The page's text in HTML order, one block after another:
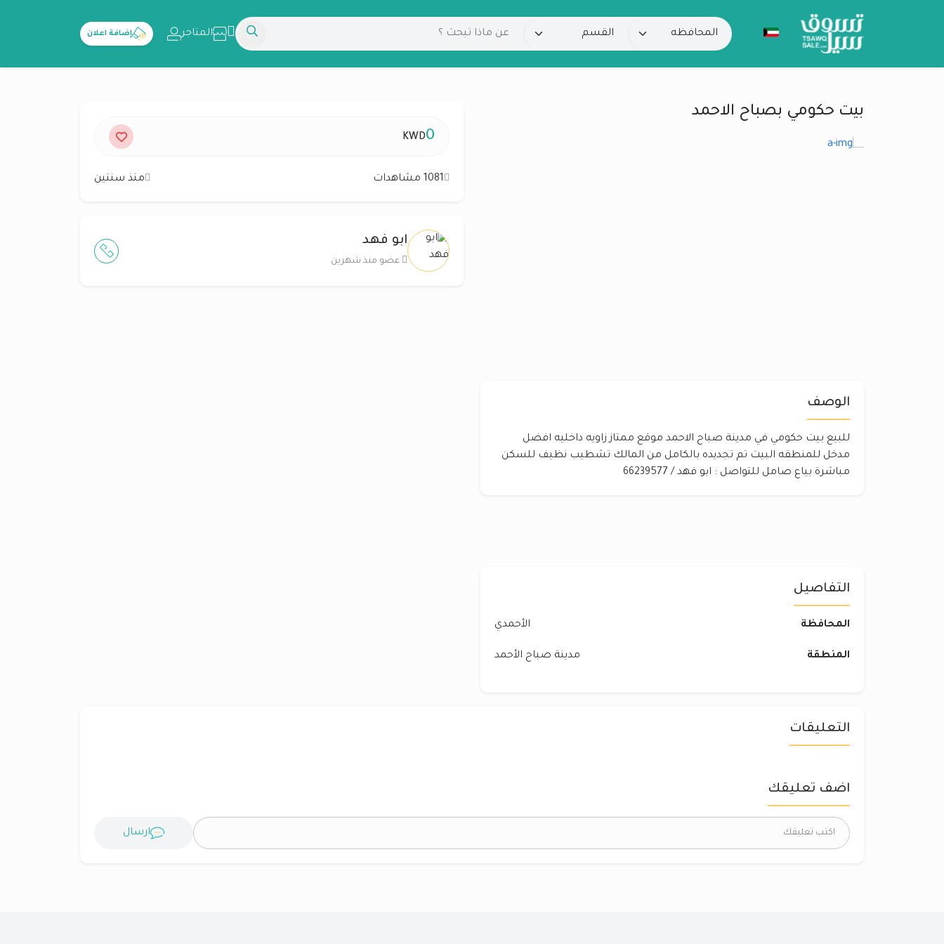
المتاجر إضافة اعلان
بيت حكومي بصباح الاحمد
الوصف
للبيع بيت حكومي في مدينة صباح الاحمد موقع ممتاز زاويه داخليه افضل
مدخل للمنطقه البيت تم تجديده بالكامل من المالك تشطيب نظيف للسكن
مباشرة بياع صامل للتواصل : ابو فهد / 66239577
0
KWD
1081 مشاهدات منذ سنتين
ابو فهد
عضو منذ شهرين
التفاصيل
المحافظة الأحمدي
المنطقة مدينة صباح الأحمد
التعليقات
اضف تعليقك
ارسال